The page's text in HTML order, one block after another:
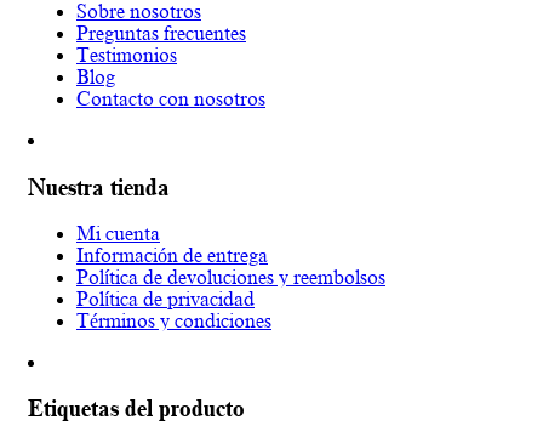
Sobre nosotros
Preguntas frecuentes
Testimonios
Blog
Contacto con nosotros
Nuestra tienda
Mi cuenta
Información de entrega
Política de devoluciones y reembolsos
Política de privacidad
Términos y condiciones
Etiquetas del producto